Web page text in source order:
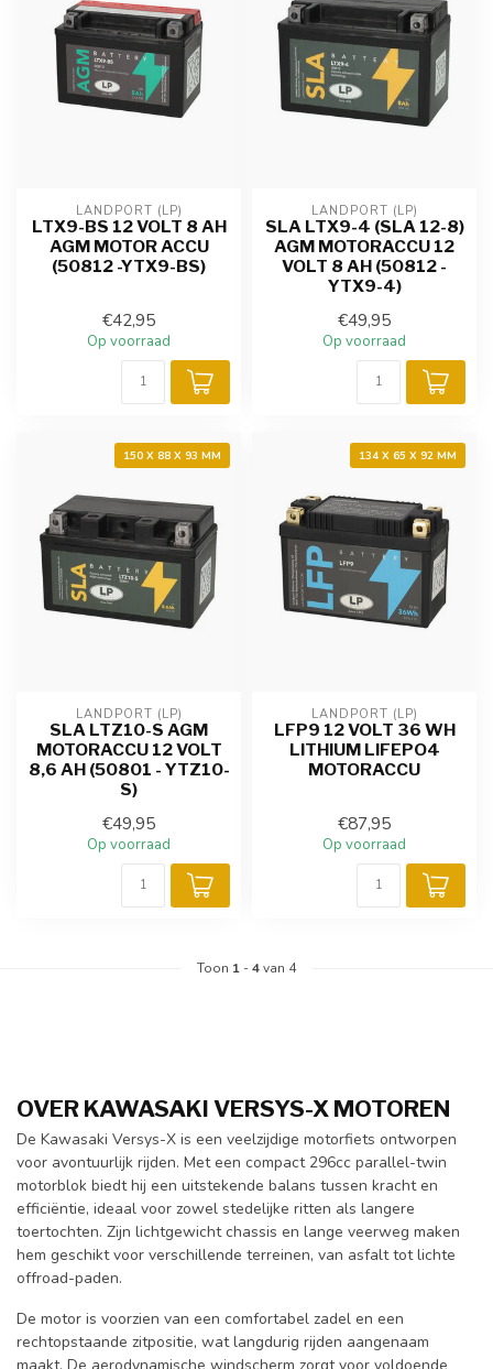
LANDPORT (LP)
LTX9-BS 12 VOLT 8 AH
AGM MOTOR ACCU
(50812 -YTX9-BS)
€42,95
Op voorraad
LANDPORT (LP)
SLA LTX9-4 (SLA 12-8)
AGM MOTORACCU 12
VOLT 8 AH (50812 -
YTX9-4)
€49,95
Op voorraad
150 X 88 X 93 MM
LANDPORT (LP)
SLA LTZ10-S AGM
MOTORACCU 12 VOLT
8,6 AH (50801 - YTZ10-
S)
€49,95
Op voorraad
134 X 65 X 92 MM
LANDPORT (LP)
LFP9 12 VOLT 36 WH
LITHIUM LIFEPO4
MOTORACCU
€87,95
Op voorraad
Toon 1 -4van 4
OVER KAWASAKI VERSYS-X MOTOREN
De Kawasaki Versys-X is een veelzijdige motorfiets ontworpen
voor avontuurlijk rijden. Met een compact 296cc parallel-twin
motorblok biedt hij een uitstekende balans tussen kracht en
efficiëntie, ideaal voor zowel stedelijke ritten als langere
toertochten. Zijn lichtgewicht chassis en lange veerweg maken
hem geschikt voor verschillende terreinen, van asfalt tot lichte
offroad-paden.
De motor is voorzien van een comfortabel zadel en een
rechtopstaande zitpositie, wat langdurig rijden aangenaam